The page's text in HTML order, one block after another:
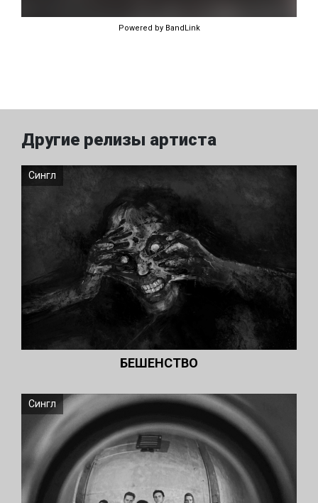
Powered by BandLink
Другие релизы артиста
Сингл
БЕШЕНСТВО
Сингл